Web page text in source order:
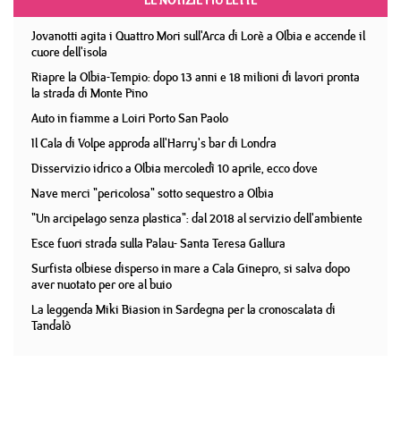
Jovanotti agita i Quattro Mori sull'Arca di Lorè a Olbia e accende il
cuore dell'isola
Riapre la Olbia-Tempio: dopo 13 anni e 18 milioni di lavori pronta
la strada di Monte Pino
Auto in fiamme a Loiri Porto San Paolo
Il Cala di Volpe approda all'Harry's bar di Londra
Disservizio idrico a Olbia mercoledì 10 aprile, ecco dove
Nave merci "pericolosa" sotto sequestro a Olbia
"Un arcipelago senza plastica": dal 2018 al servizio dell'ambiente
Esce fuori strada sulla Palau- Santa Teresa Gallura
Surfista olbiese disperso in mare a Cala Ginepro, si salva dopo
aver nuotato per ore al buio
La leggenda Miki Biasion in Sardegna per la cronoscalata di
Tandalò